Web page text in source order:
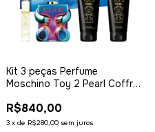
Kit 3 peças Perfume
Moschino Toy 2 Pearl Coffret
100ml + Travel Size 10ml -
EDP Eau de Parfum - Feminino
R$840,00
3 x de R$280,00 sem juros